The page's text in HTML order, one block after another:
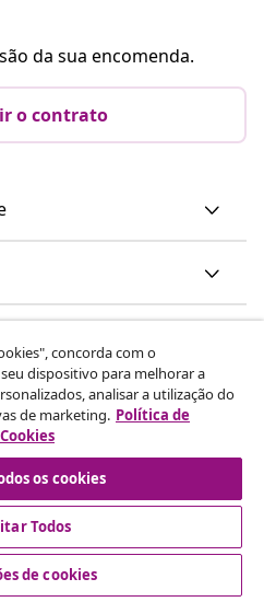
da sua encomenda.
o contrato
é um site da vidaXL
concorda com o
dispositivo para melhorar a
analisar a utilização do
de marketing. Política de
os cookies
Todos
de cookies